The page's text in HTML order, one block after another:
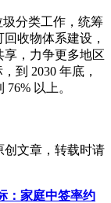
分类工作，统筹
收物体系建设，
，力争更多地区
到 2030 年底，
以上。
创文章，转载时请
：家庭中签率约